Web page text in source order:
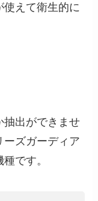
使えて衛生的に
抽出ができませ
ーズガーディア
です。